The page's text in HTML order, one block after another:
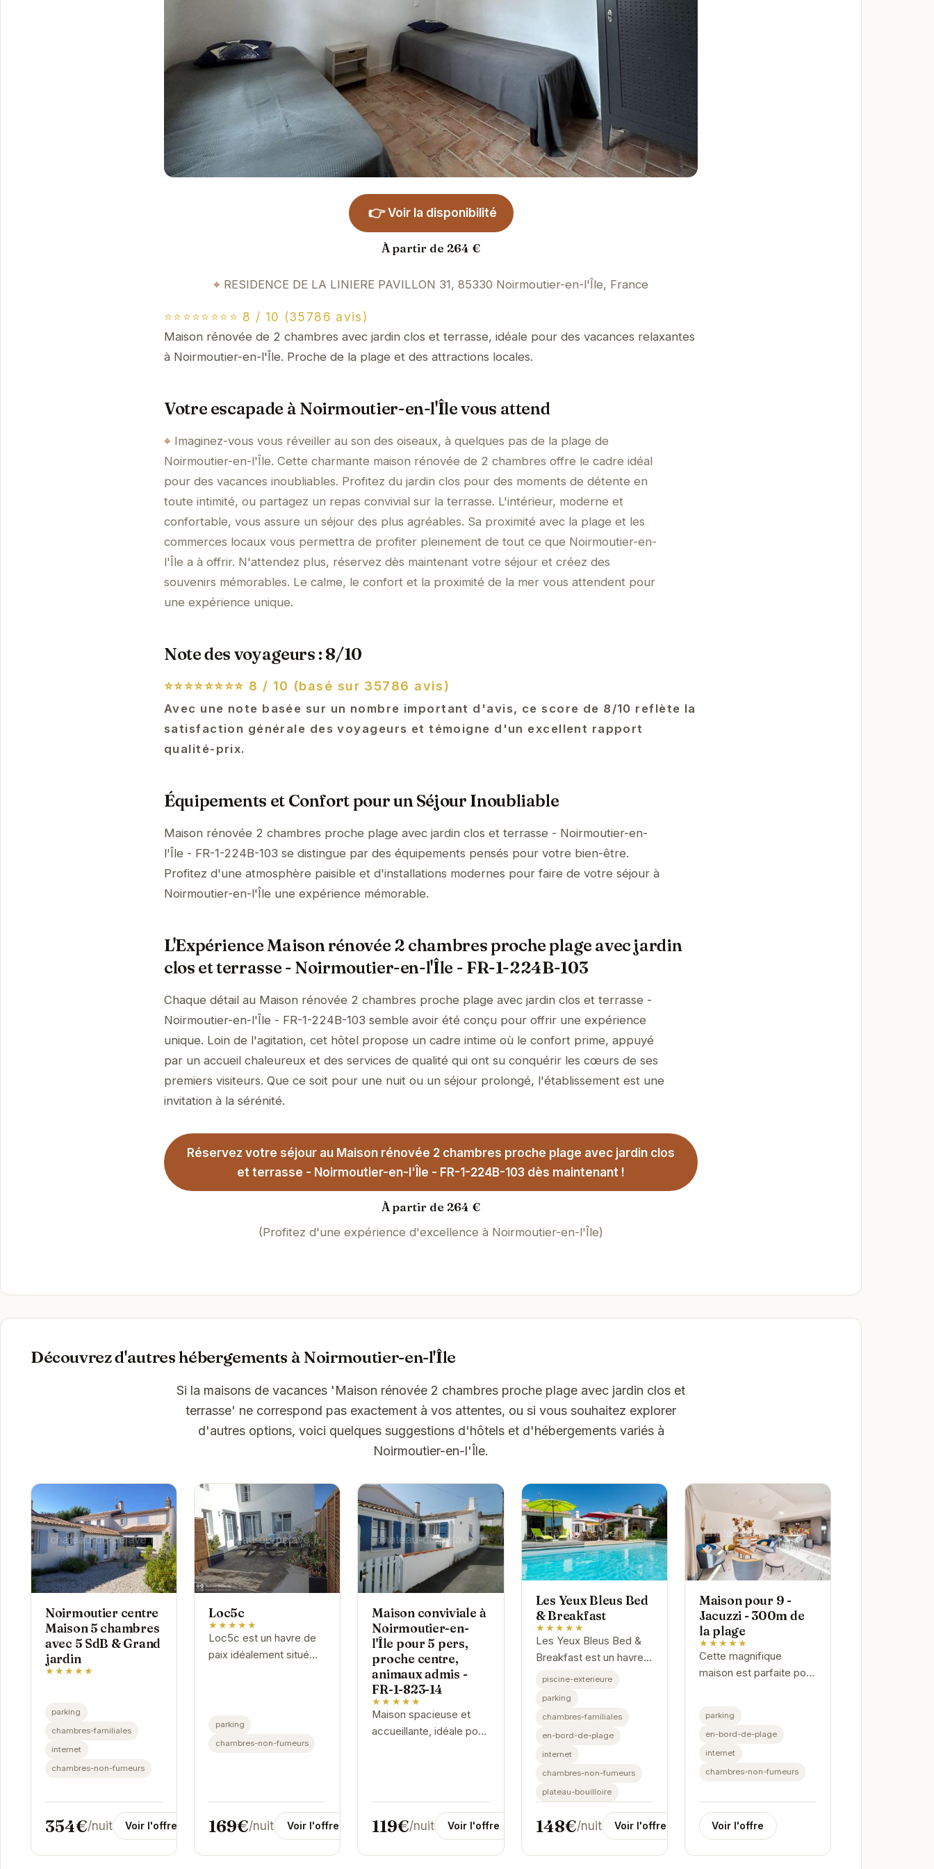
👉 Voir la disponibilité
À partir de 264 €
RESIDENCE DE LA LINIERE PAVILLON 31, 85330 Noirmoutier-en-l'Île, France
⭐⭐⭐⭐⭐⭐⭐⭐ 8 / 10 (35786 avis)
Maison rénovée de 2 chambres avec jardin clos et terrasse, idéale pour des vacances relaxantes
à Noirmoutier-en-l'Île. Proche de la plage et des attractions locales.
Votre escapade à Noirmoutier-en-l'Île vous attend
Imaginez-vous vous réveiller au son des oiseaux, à quelques pas de la plage de
Noirmoutier-en-l'Île. Cette charmante maison rénovée de 2 chambres offre le cadre idéal
pour des vacances inoubliables. Profitez du jardin clos pour des moments de détente en
toute intimité, ou partagez un repas convivial sur la terrasse. L'intérieur, moderne et
confortable, vous assure un séjour des plus agréables. Sa proximité avec la plage et les
commerces locaux vous permettra de profiter pleinement de tout ce que Noirmoutier-en-
l'Île a à offrir. N'attendez plus, réservez dès maintenant votre séjour et créez des
souvenirs mémorables. Le calme, le confort et la proximité de la mer vous attendent pour
une expérience unique.
Note des voyageurs : 8/10
⭐⭐⭐⭐⭐⭐⭐⭐ 8 / 10 (basé sur 35786 avis)
Avec une note basée sur un nombre important d'avis, ce score de 8/10 reflète la
satisfaction générale des voyageurs et témoigne d'un excellent rapport
qualité-prix.
Équipements et Confort pour un Séjour Inoubliable
Maison rénovée 2 chambres proche plage avec jardin clos et terrasse - Noirmoutier-en-
l'Île - FR-1-224B-103 se distingue par des équipements pensés pour votre bien-être.
Profitez d'une atmosphère paisible et d'installations modernes pour faire de votre séjour à
Noirmoutier-en-l'Île une expérience mémorable.
L'Expérience Maison rénovée 2 chambres proche plage avec jardin
clos et terrasse - Noirmoutier-en-l'Île - FR-1-224B-103
Chaque détail au Maison rénovée 2 chambres proche plage avec jardin clos et terrasse -
Noirmoutier-en-l'Île - FR-1-224B-103 semble avoir été conçu pour offrir une expérience
unique. Loin de l'agitation, cet hôtel propose un cadre intime où le confort prime, appuyé
par un accueil chaleureux et des services de qualité qui ont su conquérir les cœurs de ses
premiers visiteurs. Que ce soit pour une nuit ou un séjour prolongé, l'établissement est une
invitation à la sérénité.
Réservez votre séjour au Maison rénovée 2 chambres proche plage avec jardin clos
et terrasse - Noirmoutier-en-l'Île - FR-1-224B-103 dès maintenant !
À partir de 264 €
(Profitez d'une expérience d'excellence à Noirmoutier-en-l'Île)
Découvrez d'autres hébergements à Noirmoutier-en-l'Île
Si la maisons de vacances 'Maison rénovée 2 chambres proche plage avec jardin clos et
terrasse' ne correspond pas exactement à vos attentes, ou si vous souhaitez explorer
d'autres options, voici quelques suggestions d'hôtels et d'hébergements variés à
Noirmoutier-en-l'Île.
Noirmoutier centre
Maison 5 chambres
avec 5 SdB & Grand
jardin
★★★★★
parking
chambres-familiales
internet
chambres-non-fumeurs
354€/nuit Voir l'offre
Loc5c
★★★★★
Loc5c est un havre de
paix idéalement situé
relaxant à quelques pas
des...
parking
chambres-non-fumeurs
169€/nuit Voir l'offre
Maison conviviale à
Noirmoutier-en-
l'Île pour 5 pers,
proche centre,
animaux admis -
FR-1-823-14
★★★★★
Maison spacieuse et
accueillante, idéale pour
bienvenus. Profitez
d'un...
119€/nuit Voir l'offre
Les Yeux Bleus Bed
& Breakfast
★★★★★
Les Yeux Bleus Bed &
Breakfast est un havre
de paix idéalement situé
piscine-exterieure
parking
chambres-familiales
en-bord-de-plage
internet
chambres-non-fumeurs
plateau-bouilloire
148€/nuit Voir l'offre
Maison pour 9 -
Jacuzzi - 300m de
la plage
★★★★★
Cette magnifique
maison est parfaite pour
à proximité de la plage
et des commerces, elle
offre tout...
parking
en-bord-de-plage
internet
chambres-non-fumeurs
Voir l'offre